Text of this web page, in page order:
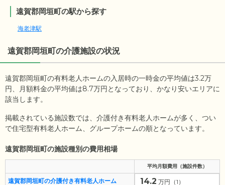
遠賀郡岡垣町の駅から探す
海老津駅
遠賀郡岡垣町の介護施設の状況
遠賀郡岡垣町の有料老人ホームの入居時の一時金の平均値は3.2万
円、月額料金の平均値は8.7万円となっており、かなり安いエリアに
該当します。
掲載されている施設数では、介護付き有料老人ホームが多く、つい
で住宅型有料老人ホーム、グループホームの順となっています。
遠賀郡岡垣町の施設種別の費用相場
平均月額費用（施設件数）
遠賀郡岡垣町の介護付き有料老人ホーム 14.2 万円（1）